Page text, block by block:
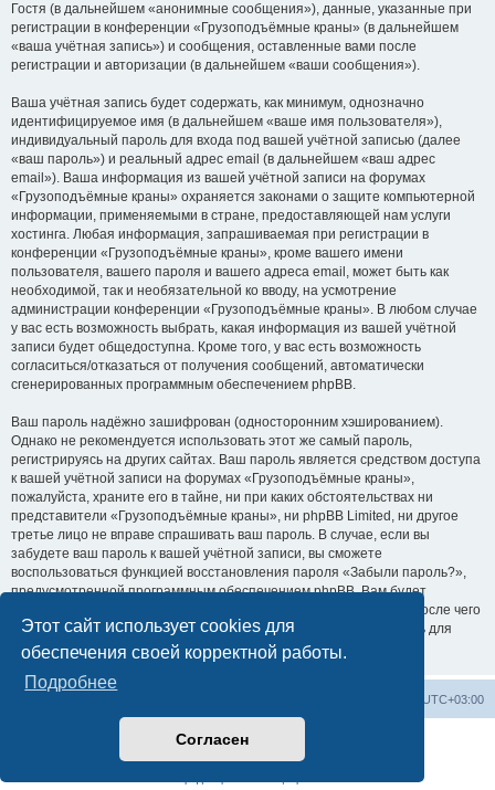
Этот сайт использует cookies для
обеспечения своей корректной работы.
Подробнее
Согласен
Гостя (в дальнейшем «анонимные сообщения»), данные, указанные при
регистрации в конференции «Грузоподъёмные краны» (в дальнейшем
«ваша учётная запись») и сообщения, оставленные вами после
регистрации и авторизации (в дальнейшем «ваши сообщения»).
Ваша учётная запись будет содержать, как минимум, однозначно
идентифицируемое имя (в дальнейшем «ваше имя пользователя»),
индивидуальный пароль для входа под вашей учётной записью (далее
«ваш пароль») и реальный адрес email (в дальнейшем «ваш адрес
email»). Ваша информация из вашей учётной записи на форумах
«Грузоподъёмные краны» охраняется законами о защите компьютерной
информации, применяемыми в стране, предоставляющей нам услуги
хостинга. Любая информация, запрашиваемая при регистрации в
конференции «Грузоподъёмные краны», кроме вашего имени
пользователя, вашего пароля и вашего адреса email, может быть как
необходимой, так и необязательной ко вводу, на усмотрение
администрации конференции «Грузоподъёмные краны». В любом случае
у вас есть возможность выбрать, какая информация из вашей учётной
записи будет общедоступна. Кроме того, у вас есть возможность
согласиться/отказаться от получения сообщений, автоматически
сгенерированных программным обеспечением phpBB.
Ваш пароль надёжно зашифрован (односторонним хэшированием).
Однако не рекомендуется использовать этот же самый пароль,
регистрируясь на других сайтах. Ваш пароль является средством доступа
к вашей учётной записи на форумах «Грузоподъёмные краны»,
пожалуйста, храните его в тайне, ни при каких обстоятельствах ни
представители «Грузоподъёмные краны», ни phpBB Limited, ни другое
третье лицо не вправе спрашивать ваш пароль. В случае, если вы
забудете ваш пароль к вашей учётной записи, вы сможете
воспользоваться функцией восстановления пароля «Забыли пароль?»,
предусмотренной программным обеспечением phpBB. Вам будет
необходимо ввести ваше имя пользователя и ваш адрес email, после чего
программное обеспечение phpBB сгенерирует вам новый пароль для
вашей учётной записи.
UTC+03:00
Создано на основеphpBB® Forum Software © phpBB Limited
Русская поддержка phpBB